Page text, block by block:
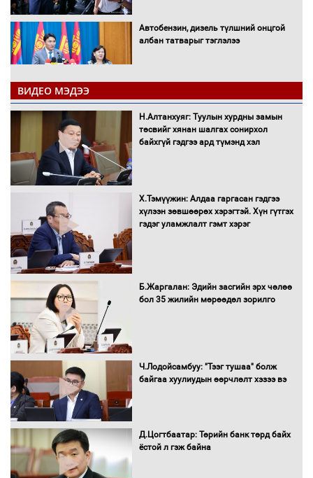
Автобензин, дизель түлшний онцгой
албан татварыг тэглэлээ
Санхүүгийн хэмнэлтийн горимд эрүүл
мэндийн салбар хамаарахгүй
Нөөцийн махны худалдаа,
борлуулалтыг нээлттэй ил тод
болгоно
төлөвлөгөө”-гөө танилцуулна
худалдан авах журмыг баталлаа
Бүх шатанд хэмнэлтийн горимд
ВИДЕО МЭДЭЭ
Н.Алтанхуяг: Туулын хурдны замын
төсвийг хянан шалгах сонирхол
байхгүй гэдгээ ард түмэнд хэл
Х.Тэмүүжин: Алдаа гаргасан гэдгээ
хүлээн зөвшөөрөх хэрэгтэй. Хүн гүтгэх
гэдэг уламжлалт гэмт хэрэг
Б.Жаргалан: Эдийн засгийн эрх чөлөө
бол 35 жилийн мөрөөдөл зорилго
Ч.Лодойсамбуу: "Тээг тушаа" болж
байгаа хуулиудын өөрчлөлт хэзээ вэ
Д.Цогтбаатар: Төрийн банк төрд байх
ёстой л гэж байна